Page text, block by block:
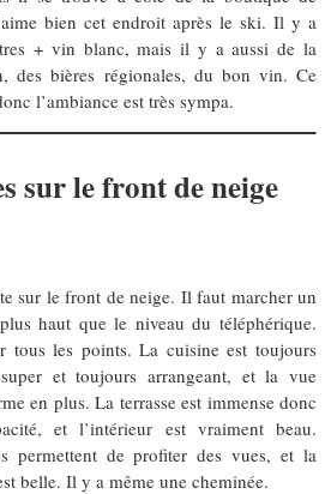
bien cet endroit après le ski. Il y a
+ vin blanc, mais il y a aussi de la
des bières régionales, du bon vin. Ce
l’ambiance est très sympa.
sur le front de neige
sur le front de neige. Il faut marcher un
haut que le niveau du téléphérique.
tous les points. La cuisine est toujours
et toujours arrangeant, et la vue
en plus. La terrasse est immense donc
et l’intérieur est vraiment beau.
permettent de profiter des vues, et la
belle. Il y a même une cheminée.